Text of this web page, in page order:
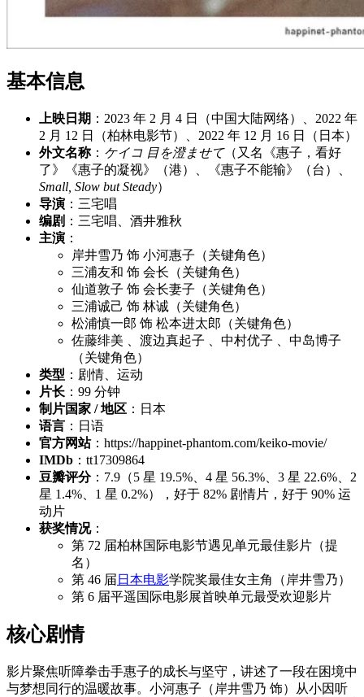
基本信息
上映日期 ：2023 年 2 月 4 日（中国大陆网络）、2022 年
2 月 12 日（柏林电影节）、2022 年 12 月 16 日（日本）
外文名称： ケイコ 目を澄ませて（又名《惠子，看好
了》《惠子的凝视》（港）、《惠子不能输》（台）、
Small, Slow but Steady）
导演 ：三宅唱
编剧 ：三宅唱、酒井雅秋
主演 ：
岸井雪乃 饰 小河惠子（关键角色）
三浦友和 饰 会长（关键角色）
仙道敦子 饰 会长妻子（关键角色）
三浦诚己 饰 林诚（关键角色）
松浦慎一郎 饰 松本进太郎（关键角色）
佐藤绯美 、渡边真起子 、中村优子 、中岛博子
（关键角色）
类型 ：剧情、运动
片长 ：99 分钟
制片国家 / 地区 ：日本
语言 ：日语
官方网站：https://happinet-phantom.com/keiko-movie/
IMDb ：tt17309864
豆瓣评分：7.9（5 星 19.5%、4 星 56.3%、3 星 22.6%、2
星 1.4%、1 星 0.2%），好于 82% 剧情片，好于 90% 运
动片
获奖情况：
第 72 届柏林国际电影节遇见单元最佳影片（提
名）
第 46 届 日本电影学院奖最佳女主角（岸井雪乃）
第 6 届平遥国际电影展首映单元最受欢迎影片
核心剧情
影片聚焦听障拳击手惠子的成长与坚守，讲述了一段在困境中
与梦想同行的温暖故事。小河惠子（岸井雪乃 饰）从小因听